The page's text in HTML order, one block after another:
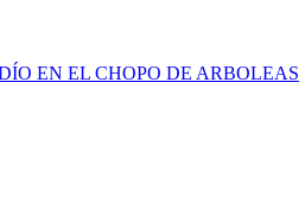
EN EL CHOPO DE ARBOLEAS